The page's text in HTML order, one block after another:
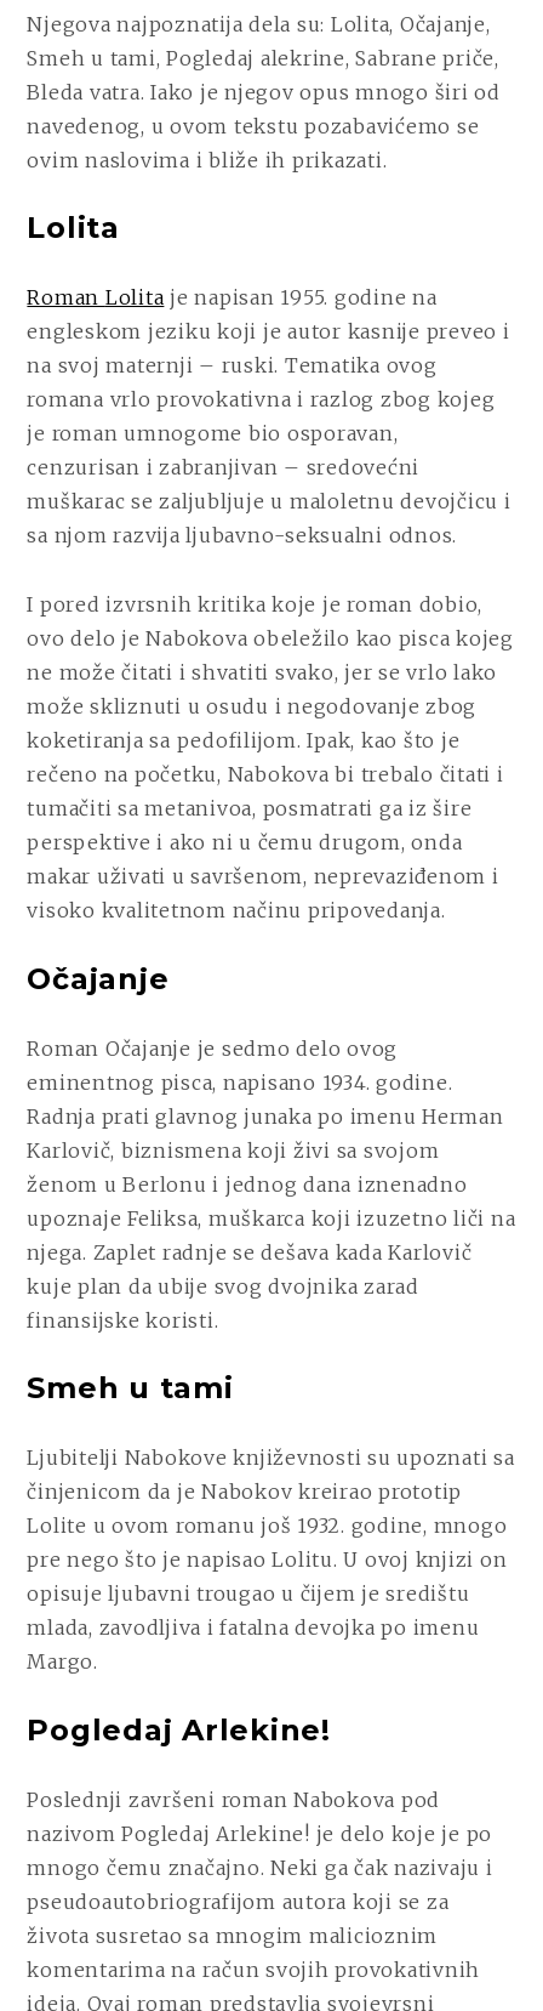
Njegova najpoznatija dela su: Lolita, Očajanje,
Smeh u tami, Pogledaj alekrine, Sabrane priče,
Bleda vatra. Iako je njegov opus mnogo širi od
navedenog, u ovom tekstu pozabavićemo se
ovim naslovima i bliže ih prikazati.
Lolita
Roman Lolita je napisan 1955. godine na
engleskom jeziku koji je autor kasnije preveo i
na svoj maternji – ruski. Tematika ovog
romana vrlo provokativna i razlog zbog kojeg
je roman umnogome bio osporavan,
cenzurisan i zabranjivan – sredovećni
muškarac se zaljubljuje u maloletnu devojčicu i
sa njom razvija ljubavno-seksualni odnos.
I pored izvrsnih kritika koje je roman dobio,
ovo delo je Nabokova obeležilo kao pisca kojeg
ne može čitati i shvatiti svako, jer se vrlo lako
može skliznuti u osudu i negodovanje zbog
koketiranja sa pedofilijom. Ipak, kao što je
rečeno na početku, Nabokova bi trebalo čitati i
tumačiti sa metanivoa, posmatrati ga iz šire
perspektive i ako ni u čemu drugom, onda
makar uživati u savršenom, neprevaziđenom i
visoko kvalitetnom načinu pripovedanja.
Očajanje
Roman Očajanje je sedmo delo ovog
eminentnog pisca, napisano 1934. godine.
Radnja prati glavnog junaka po imenu Herman
Karlovič, biznismena koji živi sa svojom
ženom u Berlonu i jednog dana iznenadno
upoznaje Feliksa, muškarca koji izuzetno liči na
njega. Zaplet radnje se dešava kada Karlovič
kuje plan da ubije svog dvojnika zarad
finansijske koristi.
Smeh u tami
Ljubitelji Nabokove književnosti su upoznati sa
činjenicom da je Nabokov kreirao prototip
Lolite u ovom romanu još 1932. godine, mnogo
pre nego što je napisao Lolitu. U ovoj knjizi on
opisuje ljubavni trougao u čijem je središtu
mlada, zavodljiva i fatalna devojka po imenu
Margo.
Pogledaj Arlekine!
Poslednji završeni roman Nabokova pod
nazivom Pogledaj Arlekine! je delo koje je po
mnogo čemu značajno. Neki ga čak nazivaju i
pseudoautobriografijom autora koji se za
života susretao sa mnogim malicioznim
komentarima na račun svojih provokativnih
ideja. Ovaj roman predstavlja svojevrsni